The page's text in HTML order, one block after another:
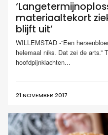
materiaaltekort
blijft uit’
WILLEMSTAD -“Een
helemaal niks. Dat zei de arts.”
hoofdpijnklachten...
21 NOVEMBER 2017